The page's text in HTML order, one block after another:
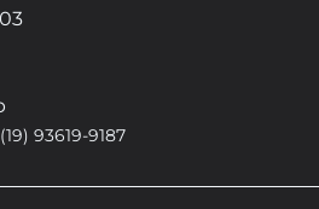
93619-9187